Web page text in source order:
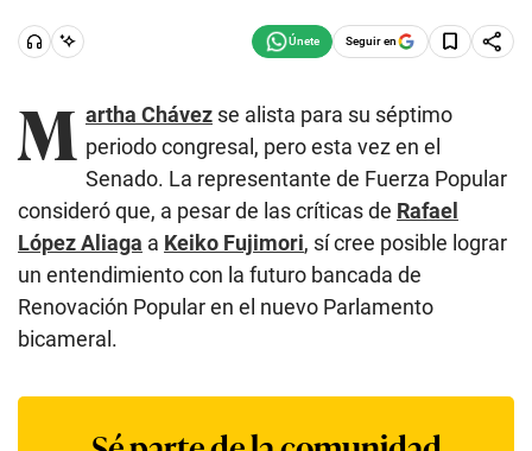
Seguir en
M artha Chávez se alista para su séptimo
periodo congresal, pero esta vez en el
Senado. La representante de Fuerza Popular
consideró que, a pesar de las críticas de Rafael
López Aliaga a Keiko Fujimori, sí cree posible lograr
un entendimiento con la futuro bancada de
Renovación Popular en el nuevo Parlamento
bicameral.